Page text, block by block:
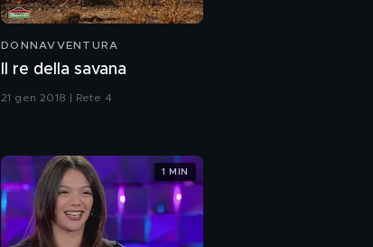
DONNAVVENTURA
Il re della savana
21 gen 2018 | Rete 4
1 MIN